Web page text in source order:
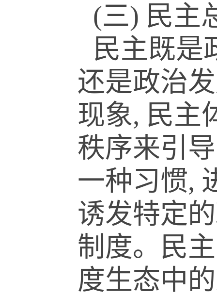
(三) 民主
民主既是
还是政治
现象, 民
秩序来引
一种习惯,
诱发特定
制度。民
度生态中